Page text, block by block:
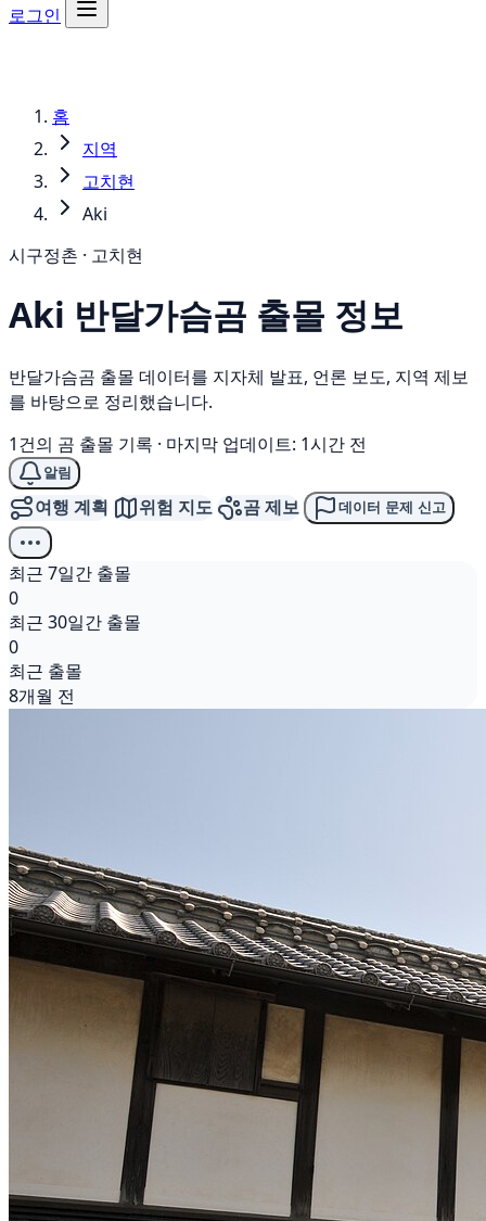
로그인
홈
지역
고치현
Aki
시구정촌 · 고치현
Aki 반달가슴곰 출몰 정보
반달가슴곰 출몰 데이터를 지자체 발표, 언론 보도, 지역 제보
를 바탕으로 정리했습니다.
1건의 곰 출몰 기록 · 마지막 업데이트: 1시간 전
알림
여행 계획 위험 지도 곰 제보 데이터 문제 신고
최근 7일간 출몰
0
최근 30일간 출몰
0
최근 출몰
8개월 전